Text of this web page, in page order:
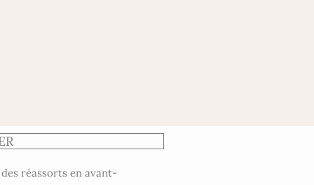
réassorts en avant-